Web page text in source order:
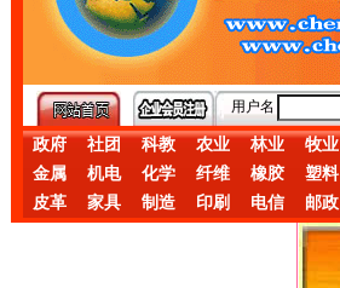
用户名
政府 社团 科教 农业 林业 牧业
金属
机电 化学 纤维 橡胶 塑料
皮革
家具 制造 印刷 电信 邮政